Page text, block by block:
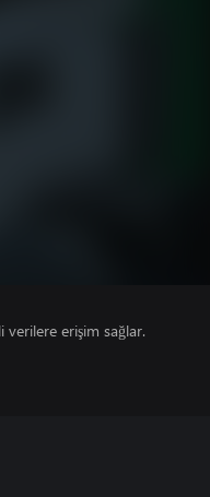
verilere erişim sağlar.